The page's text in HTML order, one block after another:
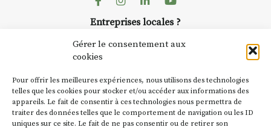
Gérer le consentement aux
cookies
Pour offrir les meilleures expériences, nous utilisons des technologies
telles que les cookies pour stocker et/ou accéder aux informations des
appareils. Le fait de consentir à ces technologies nous permettra de
traiter des données telles que le comportement de navigation ou les ID
uniques sur ce site. Le fait de ne pas consentir ou de retirer son
Entreprises locales ?
Suivez toute l'actu de Strada